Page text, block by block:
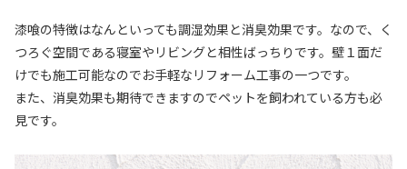
漆喰の特徴はなんといっても調湿効果と消臭効果です。なので、く
つろぐ空間である寝室やリビングと相性ばっちりです。壁１面だ
けでも施工可能なのでお手軽なリフォーム工事の一つです。
また、消臭効果も期待できますのでペットを飼われている方も必
見です。